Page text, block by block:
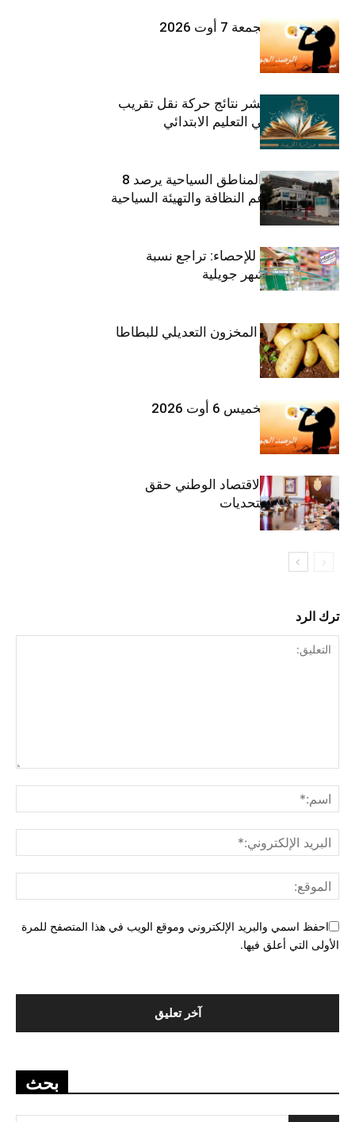
طقس اليوم الجمعة 7 أوت 2026
وزارة التربية تنشر نتائج حركة نقل تقريب
الأزواج لمدرّسي التعليم الابتدائي
صندوق حماية المناطق السياحية يرصد 8
مليون دينار لدعم النظافة والتهيئة السياحية
المعهد الوطني للإحصاء: تراجع نسبة
التضخم خلال شهر جويلية
وزارة الفلاحة : المخزون التعديلي للبطاطا
بلغ 12392 طنا
طقس اليوم الخميس 6 أوت 2026
وزيرة المالية: الاقتصاد الوطني حقق
مكاسب رغم التحديات
ترك الرد
احفظ اسمي والبريد الإلكتروني وموقع الويب في هذا المتصفح للمرة
الأولى التي أعلق فيها.
بحث